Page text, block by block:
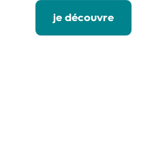
je découvre